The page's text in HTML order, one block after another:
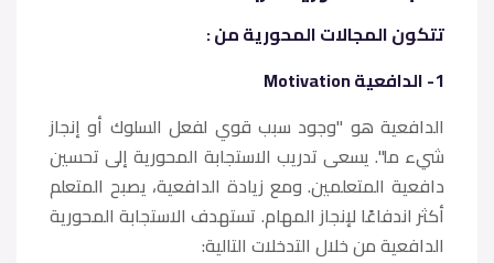
تتكون المجالات المحورية من :
1- الدافعية Motivation
الدافعية هو "وجود سبب قوي لفعل السلوك أو إنجاز
شيء ما". يسعى تدريب الاستجابة المحورية إلى تحسين
دافعية المتعلمين. ومع زيادة الدافعية، يصبح المتعلم
أكثر اندفاعًا لإنجاز المهام. تستهدف الاستجابة المحورية
الدافعية من خلال التدخلات التالية: